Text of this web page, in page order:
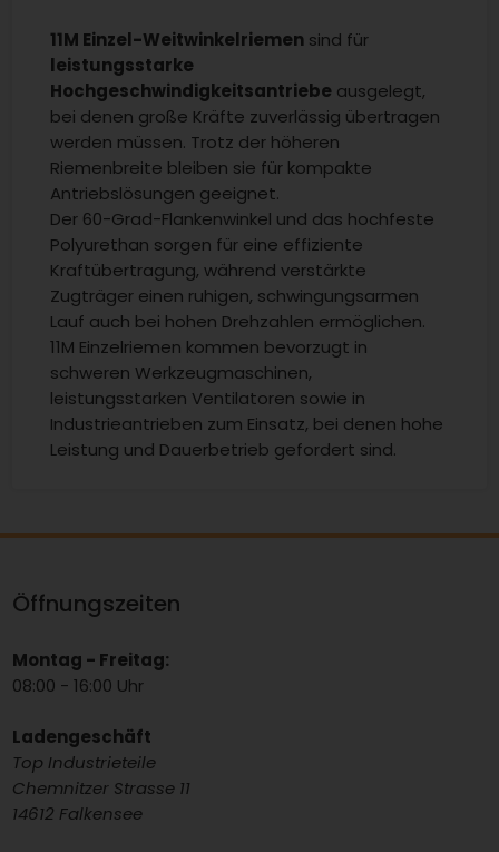
11M Einzel-Weitwinkelriemensind für
leistungsstarke
Hochgeschwindigkeitsantriebeausgelegt,
bei denen große Kräfte zuverlässig übertragen
werden müssen. Trotz der höheren
Riemenbreite bleiben sie für kompakte
Antriebslösungen geeignet.
Der 60-Grad-Flankenwinkel und das hochfeste
Polyurethan sorgen für eine effiziente
Kraftübertragung, während verstärkte
Zugträger einen ruhigen, schwingungsarmen
Lauf auch bei hohen Drehzahlen ermöglichen.
11M Einzelriemen kommen bevorzugt in
schweren Werkzeugmaschinen,
leistungsstarken Ventilatoren sowie in
Industrieantrieben zum Einsatz, bei denen hohe
Leistung und Dauerbetrieb gefordert sind.
Öffnungszeiten
Montag - Freitag:
08:00 - 16:00 Uhr
Ladengeschäft
Top Industrieteile
Chemnitzer Strasse 11
14612 Falkensee